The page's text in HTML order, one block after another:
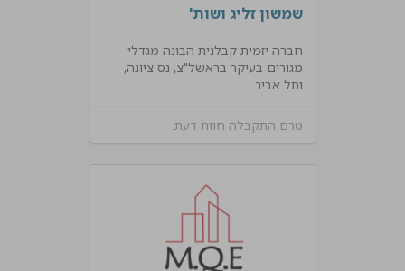
שמשון זליג ושות'
חברה יזמית קבלנית הבונה מגדלי
מגורים בעיקר בראשל"צ, נס ציונה,
ותל אביב.
טרם התקבלה חוות דעת.